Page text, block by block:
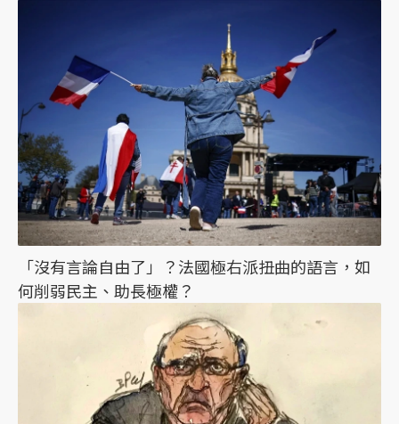
「沒有言論自由了」？法國極右派扭曲的語言，如
何削弱民主、助長極權？